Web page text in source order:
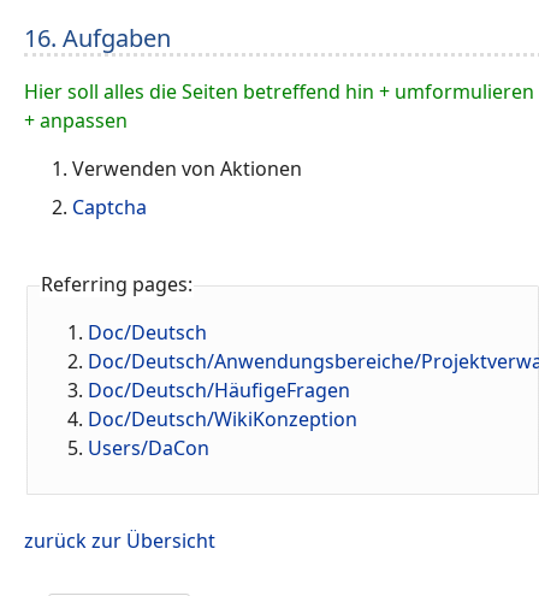
16. Aufgaben
Hier soll alles die Seiten betreffend hin + umformulieren
+ anpassen
Verwenden von Aktionen
Captcha
Referring pages:
Doc/Deutsch
Doc/Deutsch/Anwendungsbereiche/
Doc/Deutsch/HäufigeFragen
Doc/Deutsch/WikiKonzeption
Users/DaCon
zurück zur Übersicht